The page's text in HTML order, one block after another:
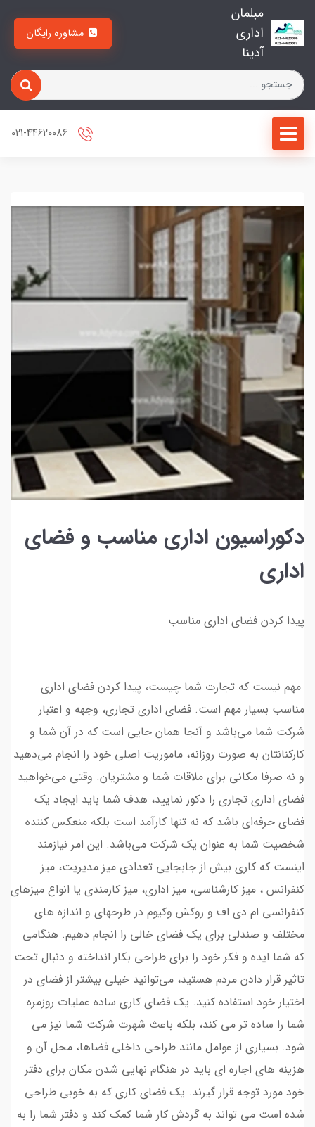
مبلمان
اداری
آدینا
دکوراسیون اداری مناسب و فضای
اداری
پیدا کردن فضای اداری مناسب
مهم نیست که تجارت شما چیست، پیدا کردن فضای اداری
مناسب بسیار مهم است. فضای اداری تجاری، وجهه و اعتبار
شرکت شما می‌باشد و آنجا همان جایی است که در آن شما و
کارکنانتان به صورت روزانه، ماموریت اصلی خود را انجام می‌دهید
و نه صرفا مکانی برای ملاقات شما و مشتریان. وقتی می‌خواهید
فضای اداری تجاری را دکور نمایید، هدف شما باید ایجاد یک
فضای حرفه‌ای باشد که نه تنها کارآمد است بلکه منعکس کننده
شخصیت شما به عنوان یک شرکت می‌باشد. این امر نیازمند
اینست که کاری بیش از جابجایی تعدادی میز مدیریت، میز
کنفرانس ، میز کارشناسی، میز اداری، میز کارمندی یا انواع میزهای
کنفرانسی ام دی اف و روکش وکیوم در طرحهای و اندازه های
مختلف و صندلی برای یک فضای خالی را انجام دهیم. هنگامی
که شما ایده و فکر خود را برای طراحی بکار انداخته و دنبال تحت
تاثیر قرار دادن مردم هستید، می‌توانید خیلی بیشتر از فضای در
اختیار خود استفاده کنید. یک فضای کاری ساده عملیات روزمره
شما را ساده تر می کند، بلکه باعث شهرت شرکت شما نیز می
شود. بسیاری از عوامل مانند طراحی داخلی فضاها، محل آن و
هزینه های اجاره ای باید در هنگام نهایی شدن مکان برای دفتر
خود مورد توجه قرار گیرند. یک فضای کاری که به خوبی طراحی
شده است می تواند به گردش کار شما کمک کند و دفتر شما را به